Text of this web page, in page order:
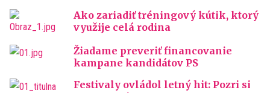
Ako zariadiť tréningový kútik, ktorý
využije celá rodina
Žiadame preveriť financovanie
kampane kandidátov PS
Festivaly ovládol letný hit: Pozri si